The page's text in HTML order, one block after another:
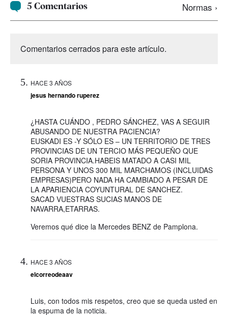
5 Comentarios Normas ›
Comentarios cerrados para este artículo.
HACE 3 AÑOS
jesus hernando ruperez
¿HASTA CUÁNDO , PEDRO SÁNCHEZ, VAS A SEGUIR
ABUSANDO DE NUESTRA PACIENCIA?
EUSKADI ES -Y SÓLO ES – UN TERRITORIO DE TRES
PROVINCIAS DE UN TERCIO MÁS PEQUEÑO QUE
SORIA PROVINCIA.HABEIS MATADO A CASI MIL
PERSONA Y UNOS 300 MIL MARCHAMOS (INCLUIDAS
EMPRESAS)PERO NADA HA CAMBIADO A PESAR DE
LA APARIENCIA COYUNTURAL DE SANCHEZ.
SACAD VUESTRAS SUCIAS MANOS DE
NAVARRA,ETARRAS.
Veremos qué dice la Mercedes BENZ de Pamplona.
HACE 3 AÑOS
elcorreodeaav
Luis, con todos mis respetos, creo que se queda usted en
la espuma de la noticia.